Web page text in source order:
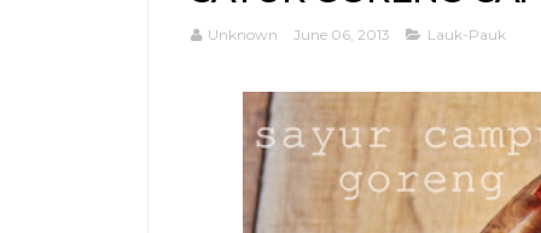
Unknown June 06, 2013 Lauk-Pauk